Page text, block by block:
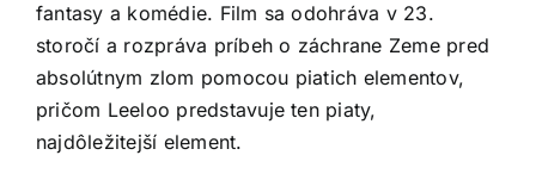
fantasy a komédie. Film sa odohráva v 23.
storočí a rozpráva príbeh o záchrane Zeme pred
absolútnym zlom pomocou piatich elementov,
pričom Leeloo predstavuje ten piaty,
najdôležitejší element.